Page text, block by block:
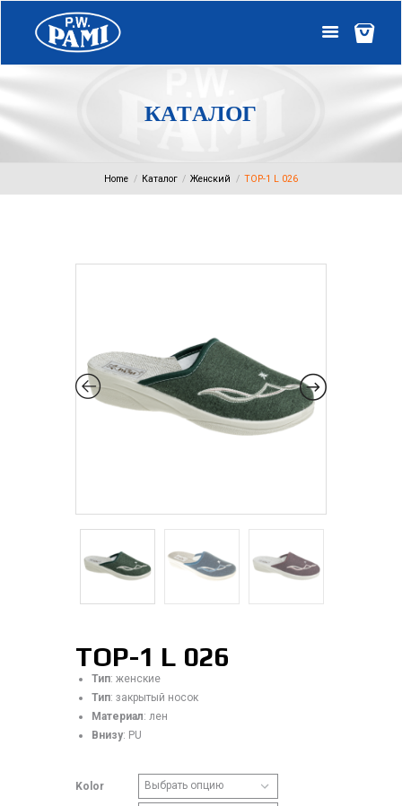
КАТАЛОГ
Home Каталог Женский TOP-1 L 026
TOP-1 L 026
Тип: женские
Тип: закрытый носок
Материал: лен
Внизу: PU
Kolor